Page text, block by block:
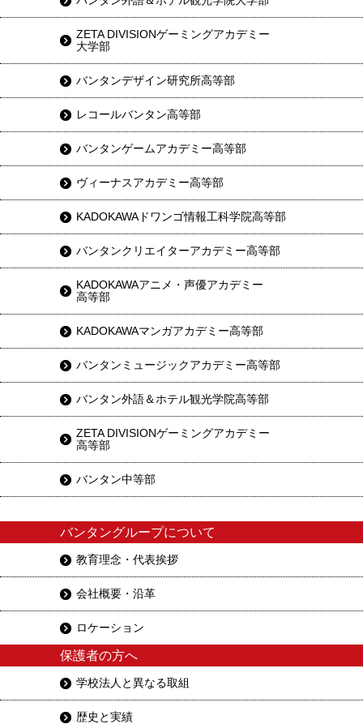
ZETA DIVISIONゲーミングアカデミー
大学部
バンタンデザイン研究所高等部
レコールバンタン高等部
バンタンゲームアカデミー高等部
ヴィーナスアカデミー高等部
KADOKAWAドワンゴ情報工科学院高等部
バンタンクリエイターアカデミー高等部
KADOKAWAアニメ・声優アカデミー
高等部
KADOKAWAマンガアカデミー高等部
バンタンミュージックアカデミー高等部
バンタン外語＆ホテル観光学院高等部
ZETA DIVISIONゲーミングアカデミー
高等部
バンタン中等部
バンタングループについて
教育理念・代表挨拶
会社概要・沿革
ロケーション
保護者の方へ
学校法人と異なる取組
歴史と実績